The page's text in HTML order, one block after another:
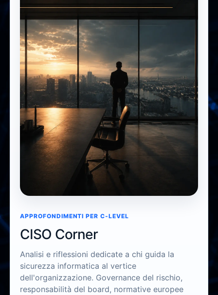
APPROFONDIMENTI PER C-LEVEL
CISO Corner
Analisi e riflessioni dedicate a chi guida la
sicurezza informatica al vertice
dell'organizzazione. Governance del rischio,
responsabilità del board, normative europee